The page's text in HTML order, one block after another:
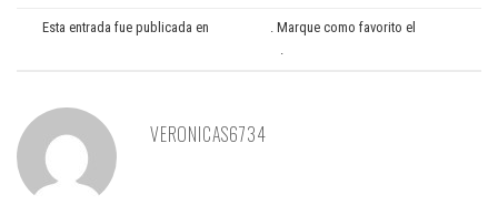
Esta entrada fue publicada en . Marque como favorito el
VERONICAS6734